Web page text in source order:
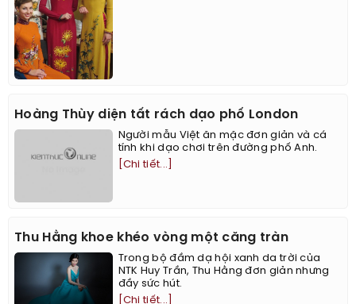
Hoàng Thùy diện tất rách dạo phố London
Người mẫu Việt ăn mặc đơn giản và cá
tính khi dạo chơi trên đường phố Anh.
[Chi tiết...]
Thu Hằng khoe khéo vòng một căng tràn
Trong bộ đầm dạ hội xanh da trời của
NTK Huy Trần, Thu Hằng đơn giản nhưng
đầy sức hút.
[Chi tiết...]